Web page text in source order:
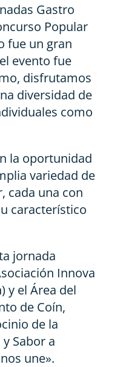
Gastro
Popular
fue un gran
evento fue
disfrutamos
diversidad de
como
la oportunidad
variedad de
cada una con
característico
jornada
Innova
y el Área del
de Coín,
de la
Sabor a
une».